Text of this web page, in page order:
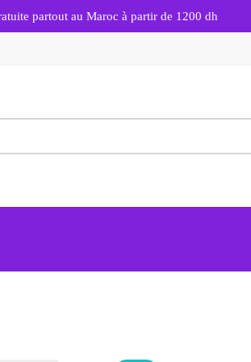
partout au Maroc à partir de 1200 dh